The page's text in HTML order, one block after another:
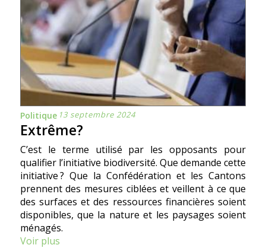
Politique 13 septembre 2024
Extrême?
C’est le terme utilisé par les opposants pour
qualifier l’initiative biodiversité. Que demande cette
initiative ? Que la Confédération et les Cantons
prennent des mesures ciblées et veillent à ce que
des surfaces et des ressources financières soient
disponibles, que la nature et les paysages soient
ménagés.
Voir plus